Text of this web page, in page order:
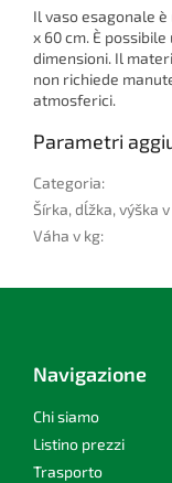
Il vaso esagonale
x 60 cm. È
dimensioni. Il
non richiede
atmosferici.
Parametri
Categoria:
Šírka, dĺžka, výška
Váha v kg:
Navigazione
Chi siamo
Listino prezzi
Trasporto